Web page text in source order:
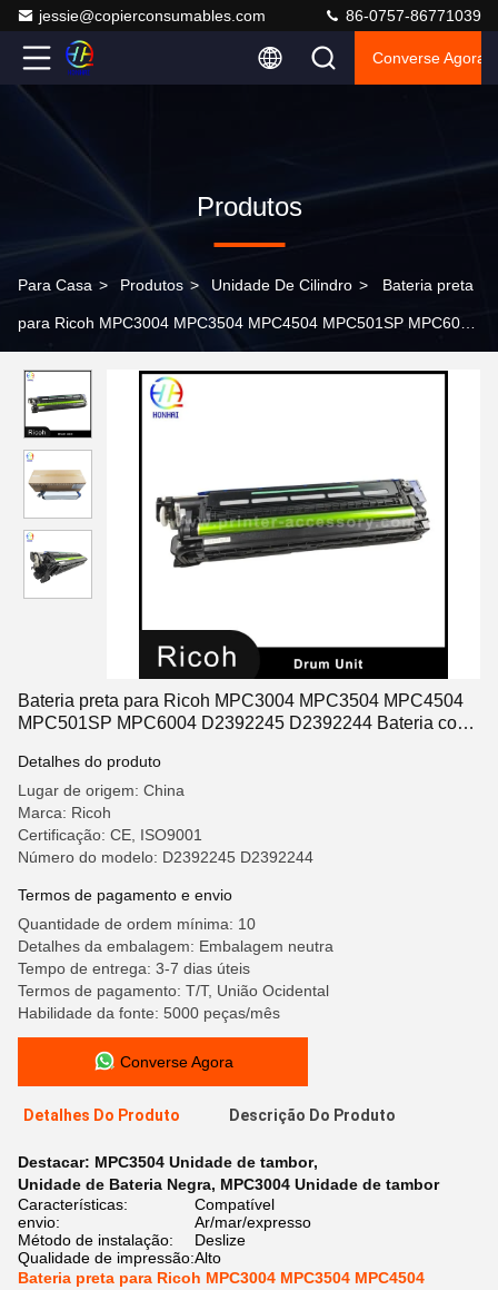
jessie@copierconsumables.com 86-0757-86771039
Converse Agora
Produtos
Para Casa > Produtos > Unidade De Cilindro > Bateria preta
para Ricoh MPC3004 MPC3504 MPC4504 MPC501SP MPC6004
Preta
Bateria preta para Ricoh MPC3004 MPC3504 MPC4504
MPC501SP MPC6004 D2392245 D2392244 Bateria com
Detalhes do produto
Lugar de origem: China
Marca: Ricoh
Certificação: CE, ISO9001
Número do modelo: D2392245 D2392244
Termos de pagamento e envio
Quantidade de ordem mínima: 10
Detalhes da embalagem: Embalagem neutra
Tempo de entrega: 3-7 dias úteis
Termos de pagamento: T/T, União Ocidental
Habilidade da fonte: 5000 peças/mês
Converse Agora
Detalhes Do Produto Descrição Do Produto
Destacar: MPC3504 Unidade de tambor,
Unidade de Bateria Negra, MPC3004 Unidade de tambor
Características:
Compatível
envio:
Ar/mar/expresso
Método de instalação:
Deslize
Qualidade de impressão:Alto
Bateria preta para Ricoh MPC3004 MPC3504 MPC4504